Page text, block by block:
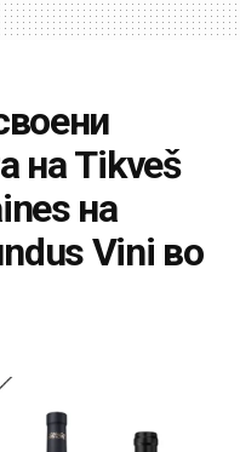
на Tikveš
на
Vini во